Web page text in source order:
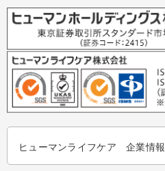
ヒューマンライフケア 企業情報